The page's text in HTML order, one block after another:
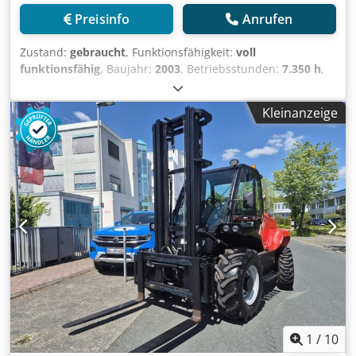
Preisinfo Anrufen
Zustand: gebraucht, Funktionsfähigkeit: voll
funktionsfähig, Baujahr: 2003, Betriebsstunden: 7.350 h,
, Hubhöhe:4.000 mm
mm, Kraftstofftyp:Diesel, Masttyp:Simplex, Bauhöhe:
2.755 mm, Leistung: 38 kW (51,67 PS)
, Gabelträgerbreite:
1.260 mm, Gabellänge: 1.200 mm, Leergewicht:5.500 kg
Gesamtlänge: 4.080 mm, Antriebsart:Diesel, Baubreite:
1.323 mm , Geländestapler Lastschwerpunkt: 500 ISO
Klasse: ISO Klasse 3 = 2.500 - 4.999 kg Masttyp: Standard
Getriebe: Hydrostat Geschw. Klasse: 20 Zustand:
Aufbereitet ohne Garantie Codpjy A T H Aofx Af Usha
Zustand Technisch: gut Bereifung vorne Typ: Luft
Bereifung vorne Zustand: 60 - 80% Bereifung hinten Typ:
Luft Bereifung hinten Grösse: 700x12 14PR Continental
Bereifung hinten Zustand: 80 - 100% Beschreibung: Der
MSI 30 ist ein vielseitiger Maststapler und einzigartig in
seiner Art. Er kann in der Holz- und Papierindustrie, im
Recycling-Bereich, bei Logistikanwendungen usw.
eingesetzt werden. Ob im Industriegebäude, auf dem Hof
Kleinanzeige
1 / 10